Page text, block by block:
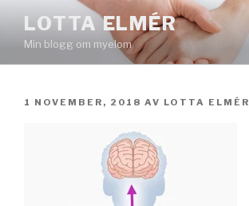
innehåll
LOTTA ELMÉR
Min blogg om myelom
PUBLICERAT
1 NOVEMBER, 2018 AV LOTTA ELMÉR